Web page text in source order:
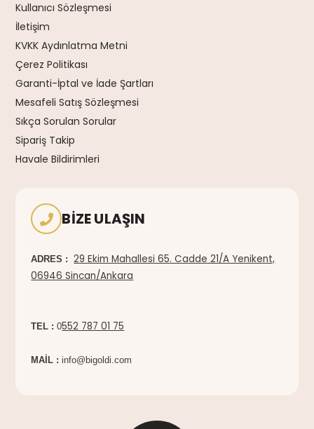
Kullanıcı Sözleşmesi
İletişim
KVKK Aydınlatma Metni
Çerez Politikası
Garanti-İptal ve İade Şartları
Mesafeli Satış Sözleşmesi
Sıkça Sorulan Sorular
Sipariş Takip
Havale Bildirimleri
BIZE ULAŞIN
ADRES :
29 Ekim Mahallesi 65. Cadde 21/A Yenikent,
06946 Sincan/Ankara
TEL : 0552 787 01 75
MAİL :info@bigoldi.com